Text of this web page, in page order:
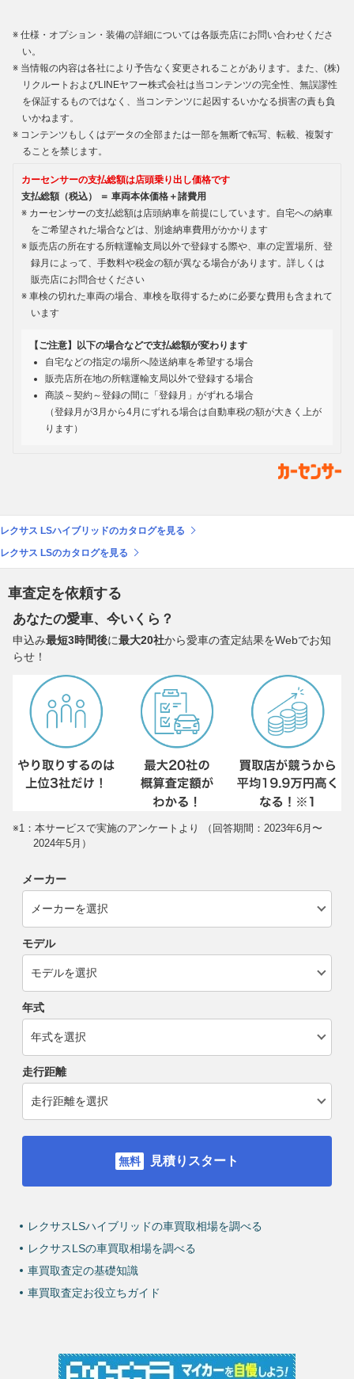
仕様・オプション・装備の詳細については各販売店にお問い合わせくださ
い。
当情報の内容は各社により予告なく変更されることがあります。また、(株)
リクルートおよびLINEヤフー株式会社は当コンテンツの完全性、無誤謬性
を保証するものではなく、当コンテンツに起因するいかなる損害の責も負
いかねます。
コンテンツもしくはデータの全部または一部を無断で転写、転載、複製す
ることを禁じます。
カーセンサーの支払総額は店頭乗り出し価格です
支払総額（税込） ＝ 車両本体価格＋諸費用
カーセンサーの支払総額は店頭納車を前提にしています。自宅への納車
をご希望された場合などは、別途納車費用がかかります
販売店の所在する所轄運輸支局以外で登録する際や、車の定置場所、登
録月によって、手数料や税金の額が異なる場合があります。詳しくは
販売店にお問合せください
車検の切れた車両の場合、車検を取得するために必要な費用も含まれて
います
【ご注意】以下の場合などで支払総額が変わります
自宅などの指定の場所へ陸送納車を希望する場合
販売店所在地の所轄運輸支局以外で登録する場合
商談～契約～登録の間に「登録月」がずれる場合
（登録月が3月から4月にずれる場合は自動車税の額が大きく上が
ります）
レクサス LSハイブリッドのカタログを見る
レクサス LSのカタログを見る
車査定を依頼する
あなたの愛車、今いくら？
申込み最短3時間後に最大20社から愛車の査定結果をWebでお知
らせ！
※1：本サービスで実施のアンケートより （回答期間：2023年6月〜
2024年5月）
メーカー
モデル
年式
走行距離
見積りスタート
レクサスLSハイブリッドの車買取相場を調べる
レクサスLSの車買取相場を調べる
車買取査定の基礎知識
車買取査定お役立ちガイド